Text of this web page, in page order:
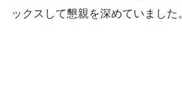
ックスして懇親を深めていました。